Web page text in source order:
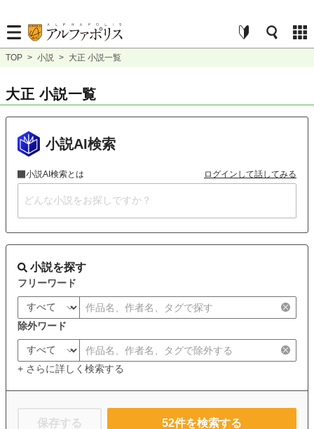
TOP > 小説 > 大正 小説一覧
大正 小説一覧
小説AI検索
小説AI検索とは ログインして話してみる
小説を探す
フリーワード
除外ワード
+ さらに詳しく検索する
保存する 52件を検索する